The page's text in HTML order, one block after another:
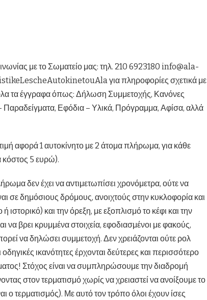
με το Σωματείο μας: τηλ. 210 6923180 info@ala-
για πληροφορίες σχετικά με
τα έγγραφα όπως: Δήλωση Συμμετοχής, Κανόνες
Εφόδια – Υλικά, Πρόγραμμα, Αφίσα, αλλά
αφορά 1 αυτοκίνητο με 2 άτομα πλήρωμα, για κάθε
κόστος 5 ευρώ).
δεν έχει να αντιμετωπίσει χρονόμετρα, ούτε να
σε δημόσιους δρόμους, ανοιχτούς στην κυκλοφορία και
και την όρεξη, με εξοπλισμό το κέφι και την
να βρει κρυμμένα στοιχεία, εφοδιασμένοι με φακούς,
να δηλώσει συμμετοχή. Δεν χρειάζονται ούτε ρολ
ικανότητες έρχονται δεύτερες και περισσότερο
Στόχος είναι να συμπληρώσουμε την διαδρομή
στον τερματισμό χωρίς να χρειαστεί να ανοίξουμε το
ο τερματισμός). Με αυτό τον τρόπο όλοι έχουν ίσες